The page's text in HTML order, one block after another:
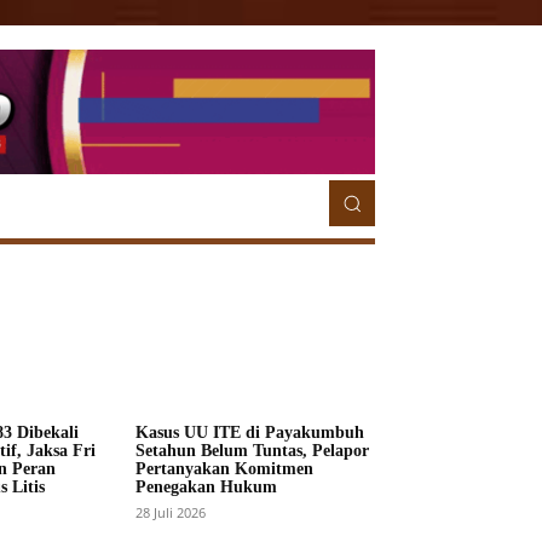
Dibekali
Jaksa Fri
Peran
Litis
Kasus UU ITE di Payakumbuh
Setahun Belum Tuntas, Pelapor
Pertanyakan Komitmen
Penegakan Hukum
28 Juli 2026